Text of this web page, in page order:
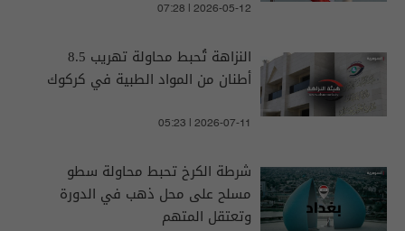
07:28 | 2026-05-12
النزاهة تُحبط محاولة تهريب 8.5
أطنان من المواد الطبية في كركوك
05:23 | 2026-07-11
شرطة الكرخ تحبط محاولة سطو
مسلح على محل ذهب في الدورة
وتعتقل المتهم